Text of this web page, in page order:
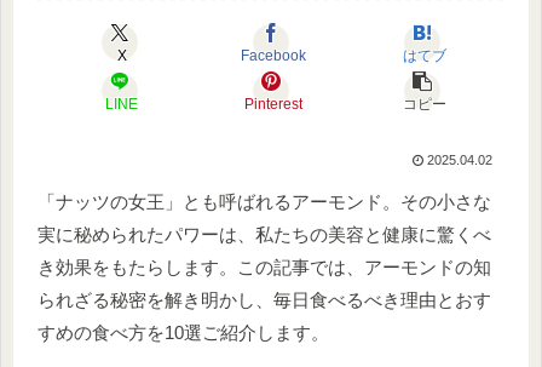
X Facebook はてブ
LINE Pinterest コピー
2025.04.02
「ナッツの女王」とも呼ばれるアーモンド。その小さな
実に秘められたパワーは、私たちの美容と健康に驚くべ
き効果をもたらします。この記事では、アーモンドの知
られざる秘密を解き明かし、毎日食べるべき理由とおす
すめの食べ方を10選ご紹介します。